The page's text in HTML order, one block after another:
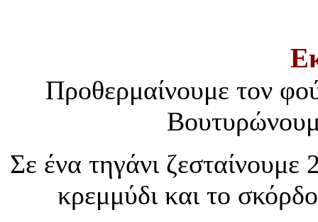
Προθερμαίνουμε τον
Σε ένα τηγάνι ζεσταίνουμε
κρεμμύδι και το